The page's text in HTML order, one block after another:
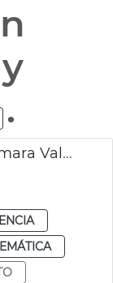
y
.
Català ampliación puerto_Cámara Valencia